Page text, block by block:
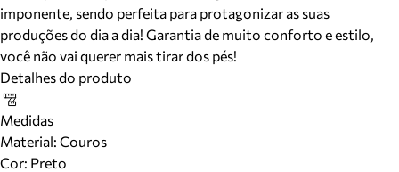
imponente, sendo perfeita para protagonizar as suas
produções do dia a dia! Garantia de muito conforto e estilo,
você não vai querer mais tirar dos pés!
Detalhes do produto
Medidas
Material: Couros
Cor: Preto